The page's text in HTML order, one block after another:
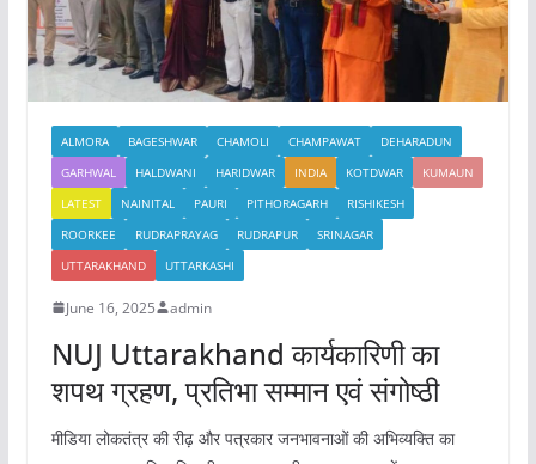
ALMORA BAGESHWAR CHAMOLI CHAMPAWAT
DEHARADUN
GARHWAL
HALDWANI HARIDWAR INDIA KOTDWAR
KUMAUN
LATEST
NAINITAL PAURI PITHORAGARH
RISHIKESH
ROORKEE
RUDRAPRAYAG RUDRAPUR
SRINAGAR
UTTARAKHAND
UTTARKASHI
June 16, 2025 admin
NUJ Uttarakhand कार्यकारिणी का
शपथ ग्रहण, प्रतिभा सम्मान एवं संगोष्ठी
मीडिया लोकतंत्र की रीढ़ और पत्रकार जनभावनाओं की अभिव्यक्ति का